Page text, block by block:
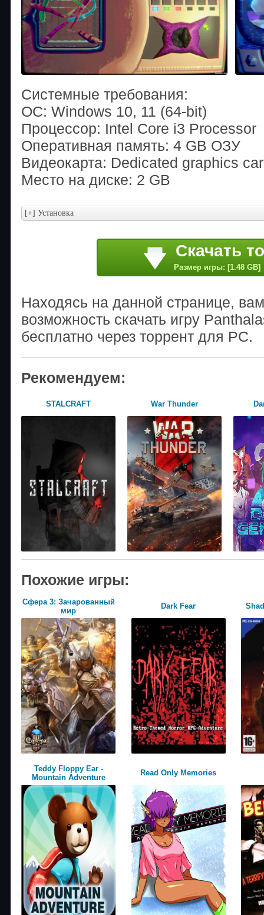
Системные требования:
ОС: Windows 10, 11 (64-bit)
Процессор: Intel Core i3 Processor
Оперативная память: 4 GB ОЗУ
Видеокарта: Dedicated graphics
Место на диске: 2 GB
Скачать
Размер игры: [1.48 GB]
Находясь на данной странице,
возможность скачать игру
бесплатно через торрент для PC.
Рекомендуем:
STALCRAFT War Thunder
Похожие игры:
Сфера 3: Зачарованный
мир
Dark Fear
Teddy Floppy Ear -
Mountain Adventure
Read Only Memories